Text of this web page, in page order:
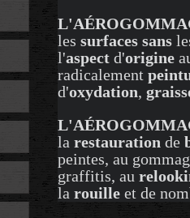
les surfaces sans
l'aspect d'origine
radicalement
d'oxydation,
la restauration de
peintes, au
graffitis, au
la rouille et de